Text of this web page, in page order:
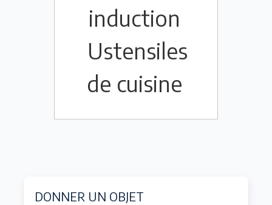
induction
Ustensiles
de cuisine
DONNER UN OBJET